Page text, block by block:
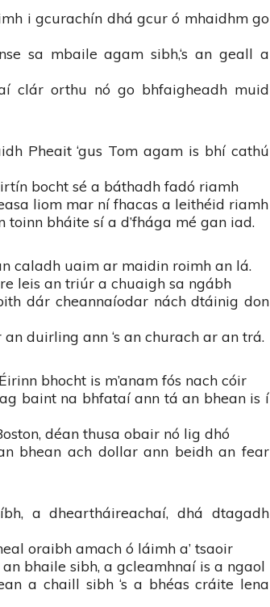
i gcurachín dhá gcur ó mhaidhm go
sa mbaile agam sibh,‘s an geall a
clár orthu nó go bhfaigheadh muid
Pheait ‘gus Tom agam is bhí cathú
bocht sé a báthadh fadó riamh
liom mar ní fhacas a leithéid riamh
toinn bháite sí a d’fhága mé gan iad.
caladh uaim ar maidin roimh an lá.
leis an triúr a chuaigh sa ngábh
dár cheannaíodar nách dtáinig don
duirling ann ‘s an churach ar an trá.
bhocht is m’anam fós nach cóir
baint na bhfataí ann tá an bhean is í
déan thusa obair nó lig dhó
bhean ach dollar ann beidh an fear
a dheartháireachaí, dhá dtagadh
oraibh amach ó láimh a’ tsaoir
bhaile sibh, a gcleamhnaí is a ngaol
a chaill sibh ‘s a bhéas cráite lena